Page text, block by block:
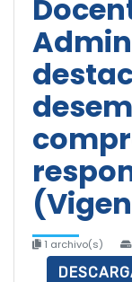
1 archivo(s)